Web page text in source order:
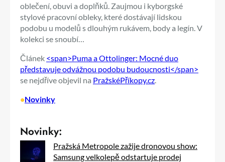
oblečení, obuvi a doplňků. Zaujmou i kyborgské
stylové pracovní obleky, které dostávají lidskou
podobu u modelů s dlouhým rukávem, body a legín. V
kolekci se snoubí…
Článek <span>Puma a Ottolinger: Mocné duo
představuje odvážnou podobu budoucnosti</span>
se nejdříve objevil na PražskéPříkopy.cz
•Novinky
Novinky:
Pražská Metropole zažije dronovou show:
Samsung velkolepě odstartuje prodej